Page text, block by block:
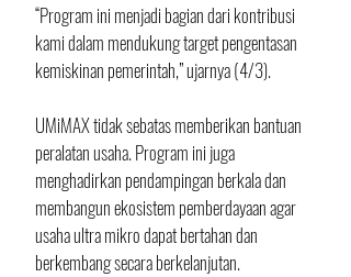
“Program ini menjadi bagian dari kontribusi
kami dalam mendukung target pengentasan
kemiskinan pemerintah,” ujarnya (4/3).
UMiMAX tidak sebatas memberikan bantuan
peralatan usaha. Program ini juga
menghadirkan pendampingan berkala dan
membangun ekosistem pemberdayaan agar
usaha ultra mikro dapat bertahan dan
berkembang secara berkelanjutan.